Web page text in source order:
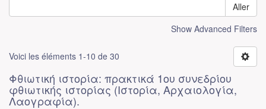
Aller
Show Advanced Filters
Voici les éléments 1-10 de 30
Φθιωτική ιστορία: πρακτικά 1ου συνεδρίου
φθιωτικής ιστορίας (Ιστορία, Αρχαιολογία,
Λαογραφία).